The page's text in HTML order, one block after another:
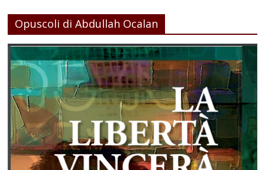
Opuscoli di Abdullah Ocalan